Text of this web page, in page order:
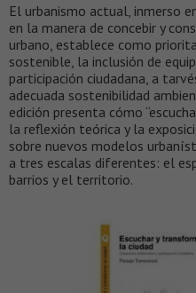
El urbanismo actual, inmerso
en la manera de concebir y
urbano, establece como
sostenible, la inclusión de
participación ciudadana, a
adecuada sostenibilidad
edición presenta cómo
la reflexión teórica y la
sobre nuevos modelos
a tres escalas diferentes: el
barrios y el territorio.